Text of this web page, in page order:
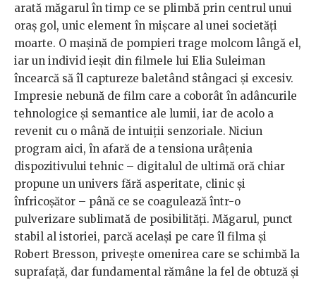
arată măgarul în timp ce se plimbă prin centrul unui
oraș gol, unic element în mișcare al unei societăți
moarte. O mașină de pompieri trage molcom lângă el,
iar un individ ieșit din filmele lui Elia Suleiman
încearcă să îl captureze baletând stângaci și excesiv.
Impresie nebună de film care a coborât în adâncurile
tehnologice și semantice ale lumii, iar de acolo a
revenit cu o mână de intuiții senzoriale. Niciun
program aici, în afară de a tensiona urâțenia
dispozitivului tehnic – digitalul de ultimă oră chiar
propune un univers fără asperitate, clinic și
înfricoșător – până ce se coagulează într-o
pulverizare sublimată de posibilități. Măgarul, punct
stabil al istoriei, parcă același pe care îl filma și
Robert Bresson, privește omenirea care se schimbă la
suprafață, dar fundamental rămâne la fel de obtuză și